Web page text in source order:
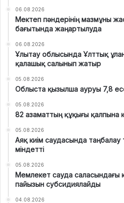
06.08.2026
Мектеп пәндерінің мазмұны
бағытында жаңартылуда
06.08.2026
Ұлытау облысында Ұлттық
қалашық салынып жатыр
05.08.2026
Облыста қызылша ауруы 7,8
05.08.2026
82 азаматтың құқығы қалпына
05.08.2026
Аяқ киім саудасында таңбалау
міндетті
05.08.2026
Мемлекет сауда саласындағы
пайызын субсидиялайды
04.08.2026